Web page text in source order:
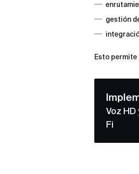
gestión
Esto permite
Voz
Fi